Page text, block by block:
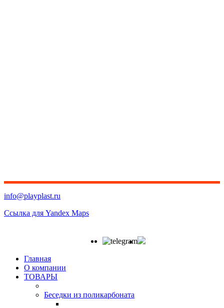
info@playplast.ru
Ссылка для Yandex Maps
Главная
О компании
ТОВАРЫ
Беседки из поликарбоната